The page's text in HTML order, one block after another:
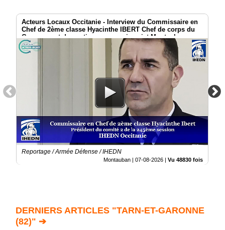
Acteurs Locaux Occitanie - Interview du Commissaire en
Chef de 2ème classe Hyacinthe IBERT Chef de corps du
Groupement de soutien au commissariat Montauban
Reportage / Armée Défense / IHEDN
Montauban | 07-08-2026 | Vu 48830 fois
DERNIERS ARTICLES "TARN-ET-GARONNE
(82)" ➔